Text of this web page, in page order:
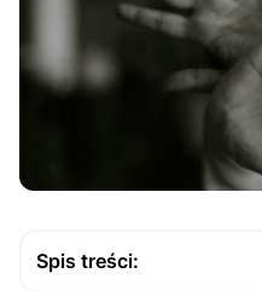
Spis treści: